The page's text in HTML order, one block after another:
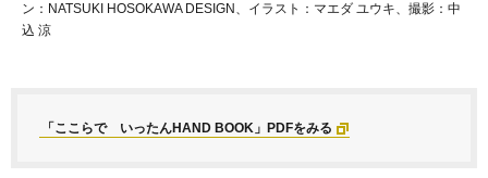
ン：NATSUKI HOSOKAWA DESIGN、イラスト：マエダ ユウキ、撮影：中
込 涼
「ここらで いったんHAND BOOK」PDFをみる